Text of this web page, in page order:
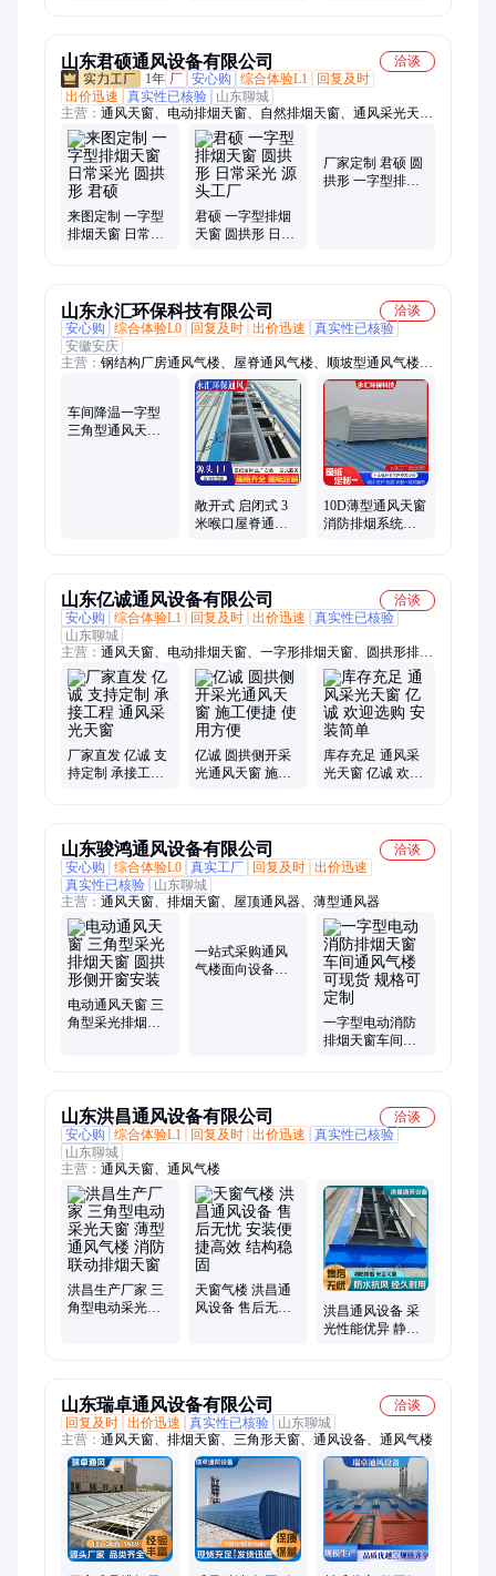
山东君硕通风设备有限公司
洽谈
1年 厂 安心购 综合体验L1
回复及时
出价迅速
真实性已核验
山东聊城
主营： 通风天窗、电动排烟天窗、自然排烟天窗、通风采光天
窗、通风气楼、屋顶通风器
来图定制 一字型
排烟天窗 日常采
君硕 一字型排烟
天窗 圆拱形 日常
山东永汇环保科技有限公司
洽谈
安心购
综合体验L0 回复及时 出价迅速
真实性已核验
安徽安庆
主营： 钢结构厂房通风气楼、屋脊通风气楼、顺坡型通风气楼、
薄型通风天窗、圆拱形通风天窗、一字型通风天窗、三角型通风
天窗、采光排烟天窗、启闭式通风天窗、侧开式通风天窗、钢结
构通风天窗、流线型通风气楼、成品通风气楼、喉口通风气楼
敞开式 启闭式 3
米喉口屋脊通风
10D薄型通风天窗
消防排烟系统可
山东亿诚通风设备有限公司
洽谈
安心购
综合体验L1 回复及时 出价迅速
真实性已核验
山东聊城
主营： 通风天窗、电动排烟天窗、一字形排烟天窗、圆拱形排烟
天窗
厂家直发 亿诚 支
持定制 承接工程
亿诚 圆拱侧开采
光通风天窗 施工
库存充足 通风采
光天窗 亿诚 欢迎
山东骏鸿通风设备有限公司
洽谈
安心购
综合体验L0 真实工厂 回复及时 出价迅速
真实性已核验
山东聊城
主营： 通风天窗、排烟天窗、屋顶通风器、薄型通风器
电动通风天窗 三
角型采光排烟天
一站式采购通风
气楼面向设备维
一字型电动消防
排烟天窗车间通
山东洪昌通风设备有限公司
洽谈
安心购
综合体验L1 回复及时 出价迅速
真实性已核验
山东聊城
主营： 通风天窗、通风气楼
洪昌生产厂家 三
角型电动采光天
天窗气楼 洪昌通
风设备 售后无忧
洪昌通风设备 采
光性能优异 静音
山东瑞卓通风设备有限公司
洽谈
回复及时 出价迅速 真实性已核验
山东聊城
主营： 通风天窗、排烟天窗、三角形天窗、通风设备、通风气楼